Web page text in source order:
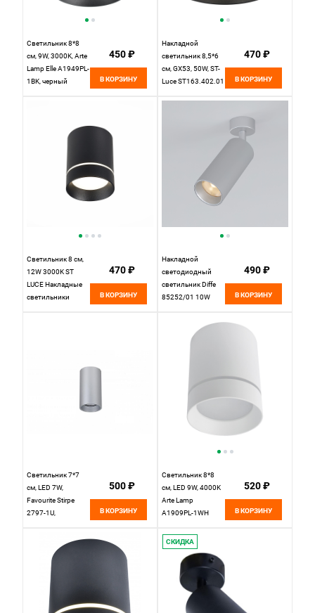
Светильник 8*8
см, 9W, 3000K, Arte
Lamp Elle A1949PL-
1BK, черный
450 ₽
В КОРЗИНУ
Накладной
светильник 8,5*6
см, GX53, 50W, ST-
Luce ST163.402.01
470 ₽
В КОРЗИНУ
Светильник 8 см,
12W 3000K ST
LUCE Накладные
светильники
470 ₽
В КОРЗИНУ
Накладной
светодиодный
светильник Diffe
85252/01 10W
490 ₽
В КОРЗИНУ
Светильник 7*7
см, LED 7W,
Favourite Stirpe
2797-1U,
500 ₽
В КОРЗИНУ
Светильник 8*8
см, LED 9W, 4000K
Arte Lamp
A1909PL-1WH
520 ₽
В КОРЗИНУ
СКИДКА